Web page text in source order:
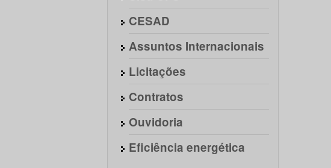
CESAD
Assuntos Internacionais
Licitações
Contratos
Ouvidoria
Eficiência energética